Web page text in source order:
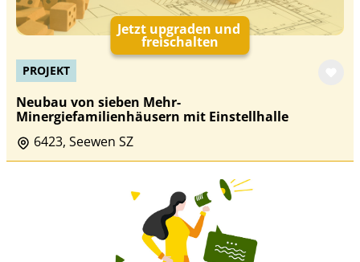
Jetzt upgraden und
freischalten
PROJEKT
Neubau von sieben Mehr-
Minergiefamilienhäusern mit Einstellhalle
6423, Seewen SZ